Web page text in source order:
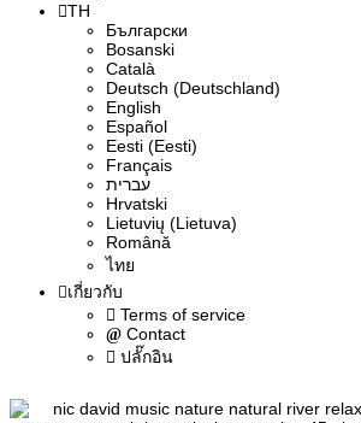
TH
Български
Bosanski
Сatalà
Deutsch (Deutschland)
English
Español
Eesti (Eesti)
Français
עברית
Hrvatski
Lietuvių (Lietuva)
Română
ไทย
เกี่ยวกับ
Terms of service
Contact
ปลั๊กอิน